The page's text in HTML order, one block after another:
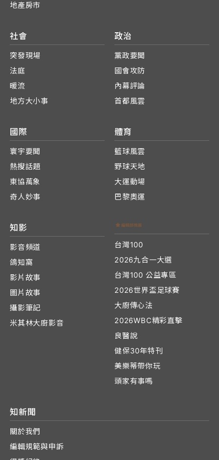
地產房市
社會
突發現場
法庭
暖流
地方大小事
政治
黨政要聞
國會攻防
內幕評論
首都風雲
國際
寰宇要聞
熱搜話題
東協萬象
奇人妙事
體育
籃球風雲
野球天地
大運動場
巴黎奧運
知影
影音頻道
鴿知窩
影片故事
圖片故事
攝影筆記
米其林大廚影音
台灣100
2026九合一大選
台灣100 公益專區
2026世界盃足球賽
大廚傳心法
2026WBC精彩直擊
良醫說
健保30年特刊
美樂蒂帶你玩
頭家有事嗎
知新聞
關於我們
編輯規範與申訴